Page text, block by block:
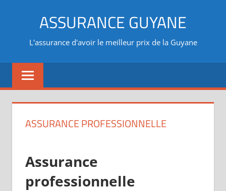
ASSURANCE GUYANE
L'assurance d'avoir le meilleur prix de la Guyane
ASSURANCE PROFESSIONNELLE
Assurance
professionnelle